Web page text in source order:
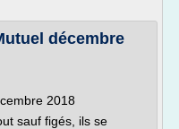
décembre
2018
sauf figés, ils se